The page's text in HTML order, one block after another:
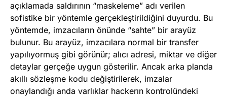
açıklamada saldırının “maskeleme” adı verilen
sofistike bir yöntemle gerçekleştirildiğini duyurdu. Bu
yöntemde, imzacıların önünde “sahte” bir arayüz
bulunur. Bu arayüz, imzacılara normal bir transfer
yapılıyormuş gibi görünür; alıcı adresi, miktar ve diğer
detaylar gerçeğe uygun gösterilir. Ancak arka planda
akıllı sözleşme kodu değiştirilerek, imzalar
onaylandığı anda varlıklar hackerın kontrolündeki